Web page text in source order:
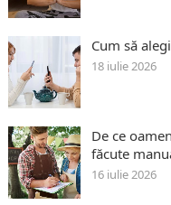
Cum să
18 iulie 2026
De ce
făcute
16 iulie 2026